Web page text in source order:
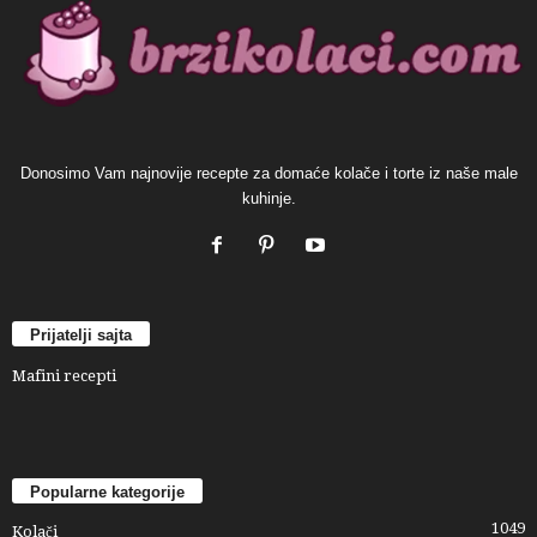
Donosimo Vam najnovije recepte za domaće kolače i torte iz naše male
kuhinje.
Prijatelji sajta
Mafini recepti
Popularne kategorije
Kolači 1049